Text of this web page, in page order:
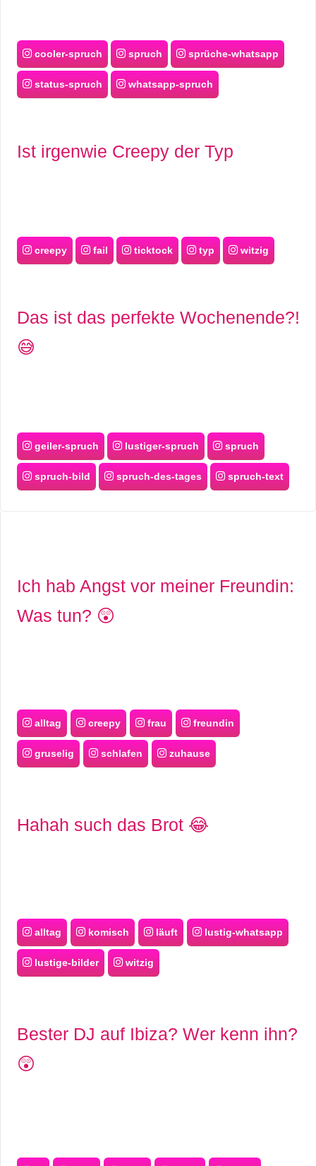
cooler-spruch spruch sprüche-whatsapp
status-spruch whatsapp-spruch
Ist irgenwie Creepy der Typ
creepy fail ticktock typ witzig
Das ist das perfekte Wochenende?!
😅
geiler-spruch lustiger-spruch spruch
spruch-bild spruch-des-tages spruch-text
Ich hab Angst vor meiner Freundin:
Was tun? 😲
alltag creepy frau freundin
gruselig schlafen zuhause
Hahah such das Brot 😂
alltag komisch läuft lustig-whatsapp
lustige-bilder witzig
Bester DJ auf Ibiza? Wer kenn ihn?
😲